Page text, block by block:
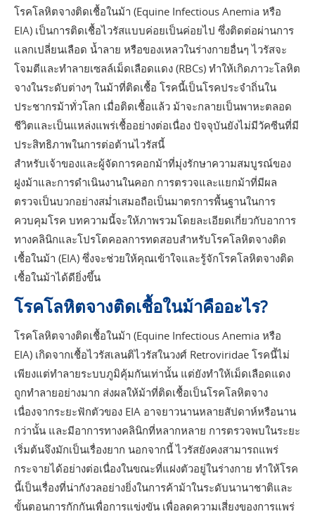
โรคโลหิตจางติดเชื้อในม้า (Equine Infectious Anemia หรือ
EIA) เป็นการติดเชื้อไวรัสแบบค่อยเป็นค่อยไป ซึ่งติดต่อผ่านการ
แลกเปลี่ยนเลือด น้ำลาย หรือของเหลวในร่างกายอื่นๆ ไวรัสจะ
โจมตีและทำลายเซลล์เม็ดเลือดแดง (RBCs) ทำให้เกิดภาวะโลหิต
จางในระดับต่างๆ ในม้าที่ติดเชื้อ โรคนี้เป็นโรคประจำถิ่นใน
ประชากรม้าทั่วโลก เมื่อติดเชื้อแล้ว ม้าจะกลายเป็นพาหะตลอด
ชีวิตและเป็นแหล่งแพร่เชื้ออย่างต่อเนื่อง ปัจจุบันยังไม่มีวัคซีนที่มี
ประสิทธิภาพในการต่อต้านไวรัสนี้
สำหรับเจ้าของและผู้จัดการคอกม้าที่มุ่งรักษาความสมบูรณ์ของ
ฝูงม้าและการดำเนินงานในคอก การตรวจและแยกม้าที่มีผล
ตรวจเป็นบวกอย่างสม่ำเสมอถือเป็นมาตรการพื้นฐานในการ
ควบคุมโรค บทความนี้จะให้ภาพรวมโดยละเอียดเกี่ยวกับอาการ
ทางคลินิกและโปรโตคอลการทดสอบสำหรับโรคโลหิตจางติด
เชื้อในม้า (EIA) ซึ่งจะช่วยให้คุณเข้าใจและรู้จักโรคโลหิตจางติด
เชื้อในม้าได้ดียิ่งขึ้น
โรคโลหิตจางติดเชื้อในม้าคืออะไร?
โรคโลหิตจางติดเชื้อในม้า (Equine Infectious Anemia หรือ
EIA) เกิดจากเชื้อไวรัสเลนติไวรัสในวงศ์ Retroviridae โรคนี้ไม่
เพียงแต่ทำลายระบบภูมิคุ้มกันเท่านั้น แต่ยังทำให้เม็ดเลือดแดง
ถูกทำลายอย่างมาก ส่งผลให้ม้าที่ติดเชื้อเป็นโรคโลหิตจาง
เนื่องจากระยะฟักตัวของ EIA อาจยาวนานหลายสัปดาห์หรือนาน
กว่านั้น และมีอาการทางคลินิกที่หลากหลาย การตรวจพบในระยะ
เริ่มต้นจึงมักเป็นเรื่องยาก นอกจากนี้ ไวรัสยังคงสามารถแพร่
กระจายได้อย่างต่อเนื่องในขณะที่แฝงตัวอยู่ในร่างกาย ทำให้โรค
นี้เป็นเรื่องที่น่ากังวลอย่างยิ่งในการค้าม้าในระดับนานาชาติและ
ขั้นตอนการกักกันเพื่อการแข่งขัน เพื่อลดความเสี่ยงของการแพร่